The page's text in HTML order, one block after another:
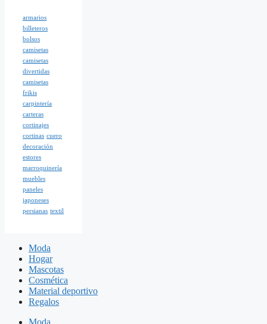
armarios
billeteros
bolsos
camisetas
camisetas
divertidas
camisetas
frikis
carpintería
carteras
cortinajes
cortinas cuero
decoración
estores
marroquinería
muebles
paneles
japoneses
persianas textil
Moda
Hogar
Mascotas
Cosmética
Material deportivo
Regalos